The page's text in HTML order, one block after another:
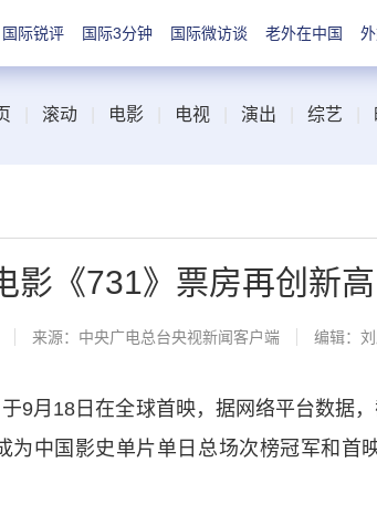
国际锐评 国际3分钟 国际微访谈 老外在中国
滚动 电影 电视 演出 综艺
影《731》票房再创新高
来源： 中央广电总台央视新闻客户端 编辑：
月18日在全球首映，据网络平台数据，
为中国影史单片单日总场次榜冠军和